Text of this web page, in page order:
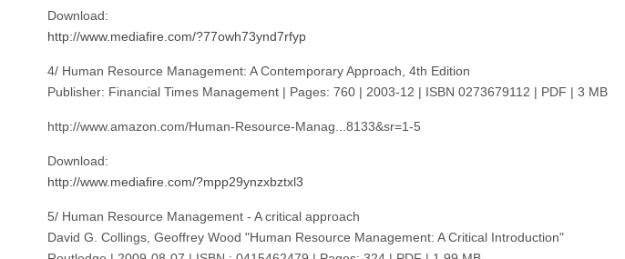
Download:
http://www.mediafire.com/?77owh73ynd7rfyp
4/ Human Resource Management: A Contemporary Approach, 4th Edition
Publisher: Financial Times Management | Pages: 760 | 2003-12 | ISBN 0273679112 | PDF | 3 MB
http://www.amazon.com/Human-Resource-Manag...8133&sr=1-5
Download:
http://www.mediafire.com/?mpp29ynzxbztxl3
5/ Human Resource Management - A critical approach
David G. Collings, Geoffrey Wood "Human Resource Management: A Critical Introduction"